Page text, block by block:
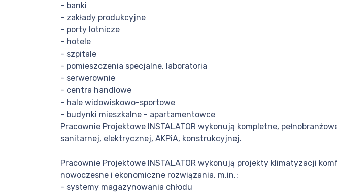
- banki
- zakłady produkcyjne
- porty lotnicze
- hotele
- szpitale
- pomieszczenia specjalne, laboratoria
- serwerownie
- centra handlowe
- hale widowiskowo-sportowe
- budynki mieszkalne - apartamentowce
Pracownie Projektowe INSTALATOR wykonują kompletne,
sanitarnej, elektrycznej, AKPiA, konstrukcyjnej.
Pracownie Projektowe INSTALATOR wykonują projekty klimatyzacji
nowoczesne i ekonomiczne rozwiązania, m.in.:
- systemy magazynowania chłodu